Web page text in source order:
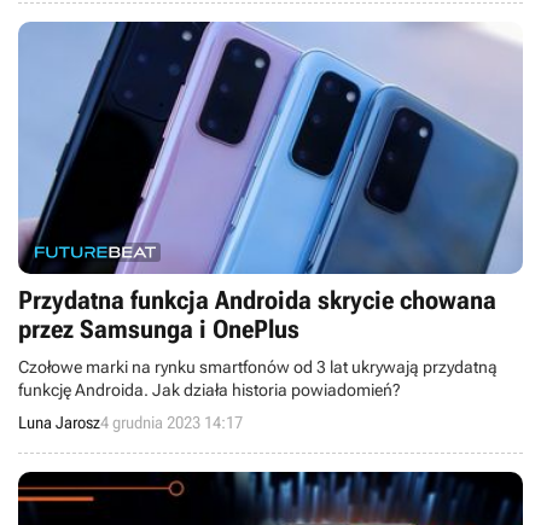
Przydatna funkcja Androida skrycie chowana
przez Samsunga i OnePlus
Czołowe marki na rynku smartfonów od 3 lat ukrywają przydatną
funkcję Androida. Jak działa historia powiadomień?
Luna Jarosz4 grudnia 2023 14:17